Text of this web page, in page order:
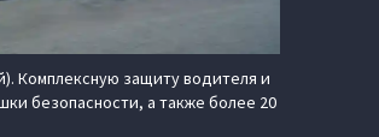
Комплексную защиту водителя и
безопасности, а также более 20